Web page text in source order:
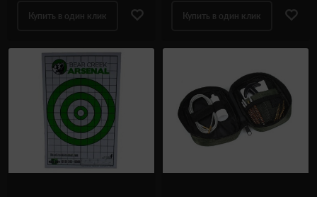
Купить в один клик Купить в один клик